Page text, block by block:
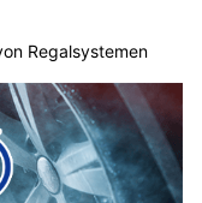
Regalsystemen